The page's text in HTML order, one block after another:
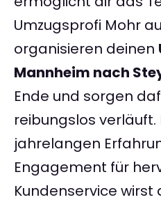
Umzugsprofi Mohr
organisieren deinen
Mannheim nach
Ende und sorgen
reibungslos verläuft.
jahrelangen
Engagement für
Kundenservice